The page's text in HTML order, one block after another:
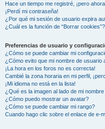
Hace un tiempo me registré, ¡pero
¡Perdí mi contraseña!
¿Por qué mi sesión de usuario expira
¿Cuál es la función de “Borrar cookies”?
Preferencias de usuario y
¿Cómo se puede cambiar mi
¿Cómo evito que mi nombre de
¡La hora en los foros no es correcta!
Cambié la zona horaria en mi perfil,
¡Mi idioma no está en la lista!
¿Qué es la imagen al lado de mi
¿Cómo puedo mostrar un avatar?
¿Cómo se puede cambiar mi rango?
Cuando hago clic sobre el enlace de e-